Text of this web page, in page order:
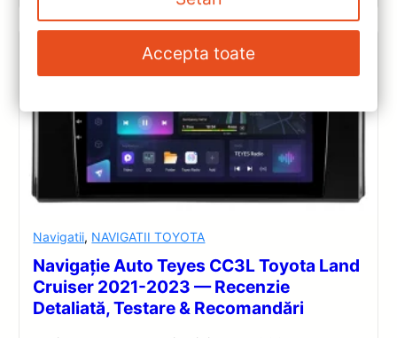
Navigatii, NAVIGATII TOYOTA
Navigație Auto Teyes CC3L Toyota Land
Cruiser 2021-2023 — Recenzie
Detaliată, Testare & Recomandări
Accepta toate